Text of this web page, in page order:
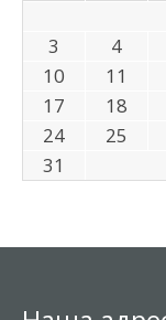
3
4
10
11
17
18
24
25
31